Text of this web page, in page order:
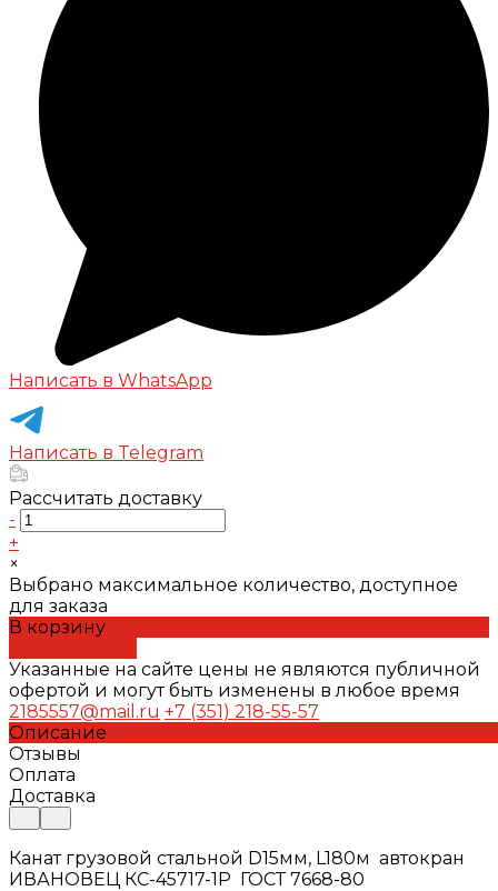
Написать в WhatsApp
Написать в Telegram
Рассчитать доставку
-
+
×
Выбрано максимальное количество, доступное
для заказа
В корзину
Указанные на сайте цены не являются публичной
офертой и могут быть изменены в любое время
2185557@mail.ru +7 (351) 218-55-57
Описание
Отзывы
Оплата
Доставка
Канат грузовой стальной D15мм, L180м автокран
ИВАНОВЕЦ КС-45717-1Р ГОСТ 7668-80